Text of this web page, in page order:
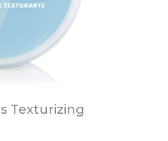
Texturizing